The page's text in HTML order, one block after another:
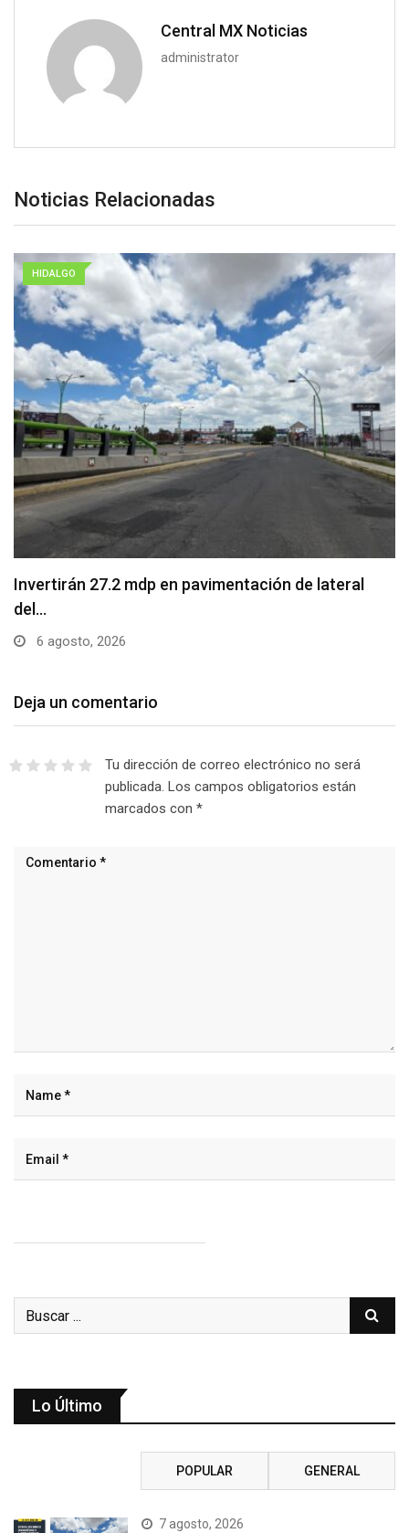
Central MX Noticias
administrator
Noticias Relacionadas
HIDALGO
Invertirán 27.2 mdp en pavimentación de lateral
del…
6 agosto, 2026
Deja un comentario
Tu dirección de correo electrónico no será
publicada. Los campos obligatorios están
marcados con *
Lo Último
POPULAR GENERAL
7 agosto, 2026